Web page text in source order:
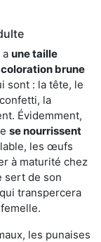
a une taille
coloration brune
sont : la tête, le
la
Évidemment,
se nourrissent
les œufs
à maturité chez
sert de son
transpercera
les punaises